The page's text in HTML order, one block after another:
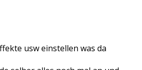
usw einstellen was da